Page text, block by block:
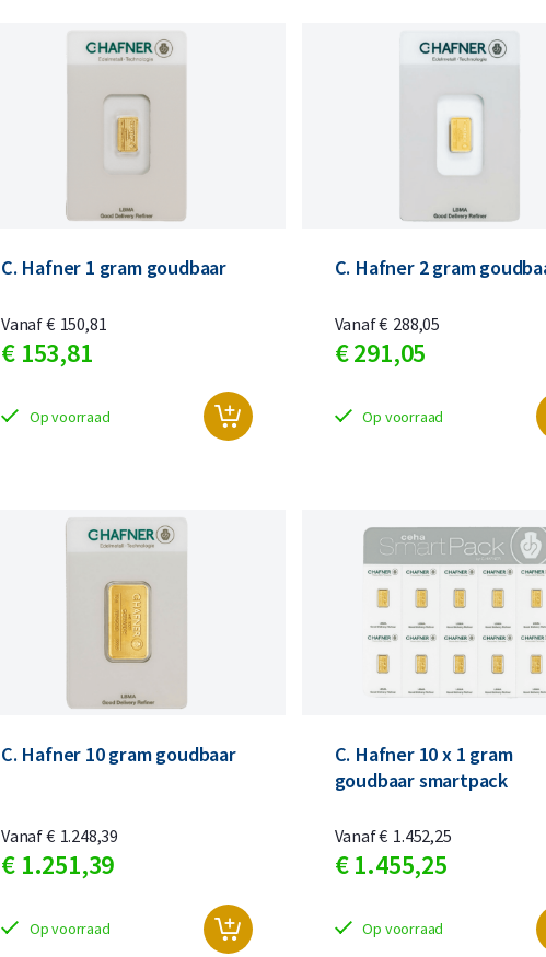
Koop nu de meest voordelige gouden munten en baren
Koop nu de meest voordelige zilveren munten en baren
C. Hafner 1 gram goudbaar
€ 153,81
Vanaf€ 150,81
Op voorraad
C. Hafner 2 gram
€291,05
Vanaf€ 288,05
Op voorraad
C. Hafner 10 gram goudbaar
€ 1.251,39
Vanaf€ 1.248,39
Op voorraad
C. Hafner 10 x 1 gram
goudbaar smartpack
€ 1.455,25
Vanaf€ 1.452,25
Op voorraad